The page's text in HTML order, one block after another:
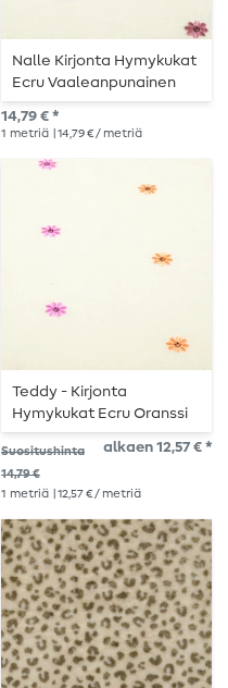
Nalle Kirjonta Hymykukat
Ecru Vaaleanpunainen
14,79 € *
1 metriä | 14,79 € / metriä
Teddy - Kirjonta
Hymykukat Ecru Oranssi
Suositushinta
14,79 €
alkaen 12,57 € *
1 metriä | 12,57 € / metriä